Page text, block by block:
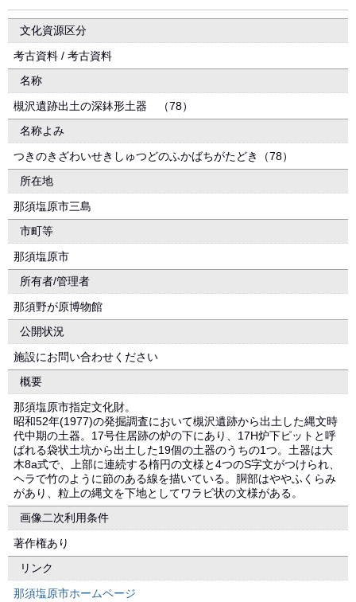
文化資源区分
考古資料 / 考古資料
名称
槻沢遺跡出土の深鉢形土器 （78）
名称よみ
つきのきざわいせきしゅつどのふかばちがたどき（78）
所在地
那須塩原市三島
市町等
那須塩原市
所有者/管理者
那須野が原博物館
公開状況
施設にお問い合わせください
概要
那須塩原市指定文化財。
昭和52年(1977)の発掘調査において槻沢遺跡から出土した縄文時
代中期の土器。17号住居跡の炉の下にあり、17H炉下ピットと呼
ばれる袋状土坑から出土した19個の土器のうちの1つ。土器は大
木8a式で、上部に連続する楕円の文様と4つのS字文がつけられ、
ヘラで竹のように節のある線を描いている。胴部はややふくらみ
があり、粒上の縄文を下地としてワラビ状の文様がある。
画像二次利用条件
著作権あり
リンク
那須塩原市ホームページ